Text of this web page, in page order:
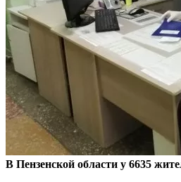
В Пензенской области у 6635